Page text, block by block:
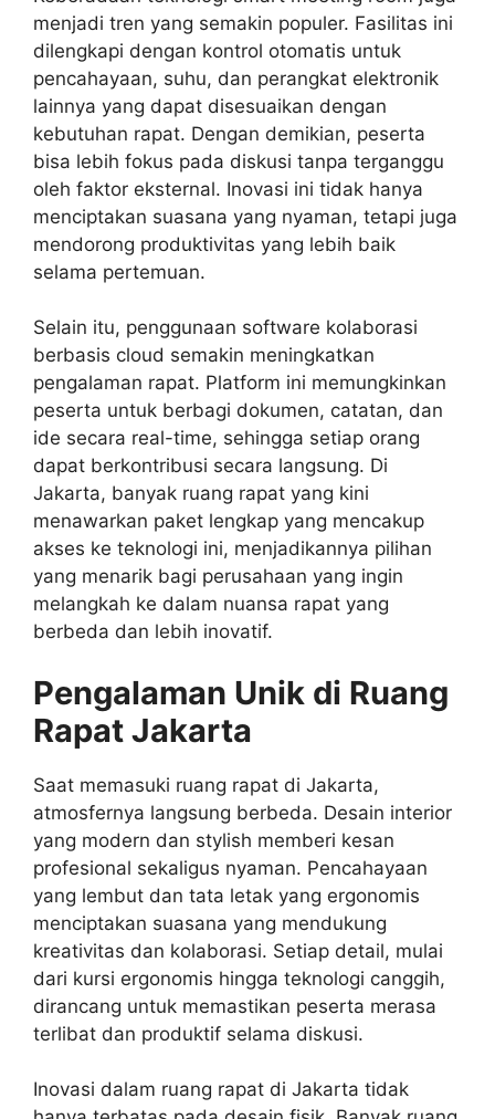
menjadi tren yang semakin populer. Fasilitas ini
dilengkapi dengan kontrol otomatis untuk
pencahayaan, suhu, dan perangkat elektronik
lainnya yang dapat disesuaikan dengan
kebutuhan rapat. Dengan demikian, peserta
bisa lebih fokus pada diskusi tanpa terganggu
oleh faktor eksternal. Inovasi ini tidak hanya
menciptakan suasana yang nyaman, tetapi juga
mendorong produktivitas yang lebih baik
selama pertemuan.
Selain itu, penggunaan software kolaborasi
berbasis cloud semakin meningkatkan
pengalaman rapat. Platform ini memungkinkan
peserta untuk berbagi dokumen, catatan, dan
ide secara real-time, sehingga setiap orang
dapat berkontribusi secara langsung. Di
Jakarta, banyak ruang rapat yang kini
menawarkan paket lengkap yang mencakup
akses ke teknologi ini, menjadikannya pilihan
yang menarik bagi perusahaan yang ingin
melangkah ke dalam nuansa rapat yang
berbeda dan lebih inovatif.
Pengalaman Unik di Ruang
Rapat Jakarta
Saat memasuki ruang rapat di Jakarta,
atmosfernya langsung berbeda. Desain interior
yang modern dan stylish memberi kesan
profesional sekaligus nyaman. Pencahayaan
yang lembut dan tata letak yang ergonomis
menciptakan suasana yang mendukung
kreativitas dan kolaborasi. Setiap detail, mulai
dari kursi ergonomis hingga teknologi canggih,
dirancang untuk memastikan peserta merasa
terlibat dan produktif selama diskusi.
Inovasi dalam ruang rapat di Jakarta tidak